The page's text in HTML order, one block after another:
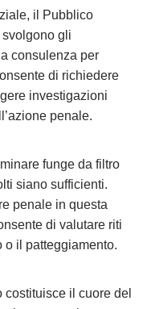
il Pubblico
gli
consulenza per
di richiedere
investigazioni
penale.
funge da filtro
siano sufficienti.
penale in questa
di valutare riti
o il patteggiamento.
il cuore del